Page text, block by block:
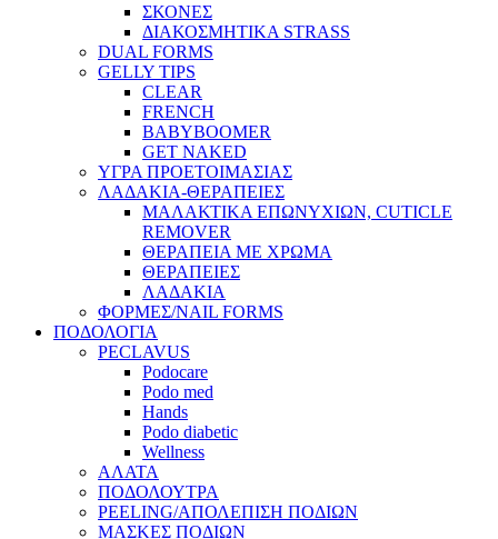
ΣΚΟΝΕΣ
ΔΙΑΚΟΣΜΗΤΙΚΑ STRASS
DUAL FORMS
GELLY TIPS
CLEAR
FRENCH
BABYBOOMER
GET NAKED
ΥΓΡΑ ΠΡΟΕΤΟΙΜΑΣΙΑΣ
ΛΑΔΑΚΙΑ-ΘΕΡΑΠΕΙΕΣ
ΜΑΛΑΚΤΙΚΑ ΕΠΩΝΥΧΙΩΝ, CUTICLE
REMOVER
ΘΕΡΑΠΕΙΑ ΜΕ ΧΡΩΜΑ
ΘΕΡΑΠΕΙΕΣ
ΛΑΔΑΚΙΑ
ΦΟΡΜΕΣ/NAIL FORMS
ΠΟΔΟΛΟΓΙΑ
PECLAVUS
Podocare
Podo med
Hands
Podo diabetic
Wellness
ΑΛΑΤΑ
ΠΟΔΟΛΟΥΤΡΑ
PEELING/ΑΠΟΛΕΠΙΣΗ ΠΟΔΙΩΝ
ΜΑΣΚΕΣ ΠΟΔΙΩΝ